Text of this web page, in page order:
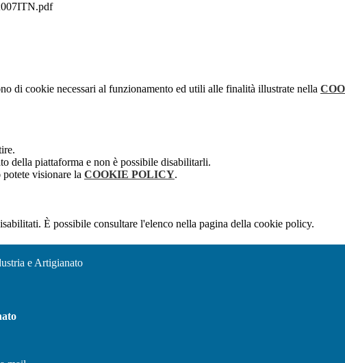
di cookie necessari al funzionamento ed utili alle finalità illustrate nella
della piattaforma e non è possibile disabilitarli.
visionare la COOKIE POLICY.
È possibile consultare l'elenco nella pagina della cookie policy.
e Artigianato